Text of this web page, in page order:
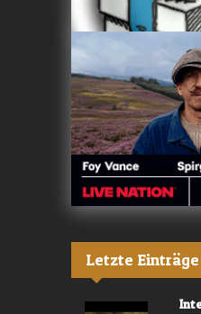
Letzte Einträge